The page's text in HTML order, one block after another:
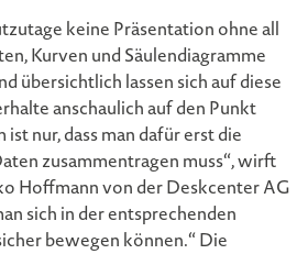
keine Präsentation ohne all
Kurven und Säulendiagramme
übersichtlich lassen sich auf diese
anschaulich auf den Punkt
ist nur, dass man dafür erst die
zusammentragen muss“, wirft
Hoffmann von der Deskcenter AG
sich in der entsprechenden
bewegen können.“ Die